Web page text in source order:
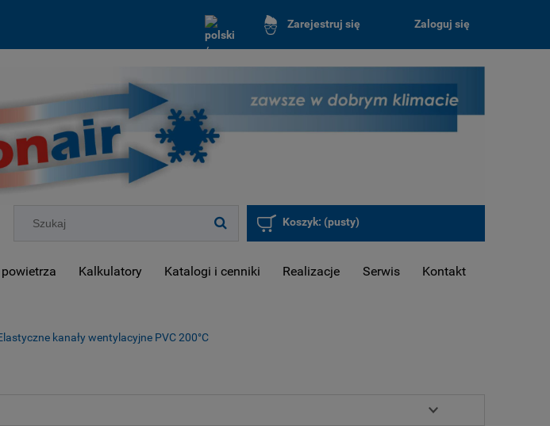
Zarejestruj się Zaloguj się
Koszyk: (pusty)
Kalkulatory Katalogi i cenniki Realizacje Serwis Kontakt
kanały wentylacyjne PVC 200°C